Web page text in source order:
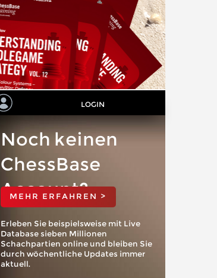
LOGIN
Noch keinen
ChessBase
Account?
MEHR ERFAHREN >
Erleben Sie beispielsweise mit Live
Database sieben Millionen
Schachpartien online und bleiben Sie
durch wöchentliche Updates immer
aktuell.